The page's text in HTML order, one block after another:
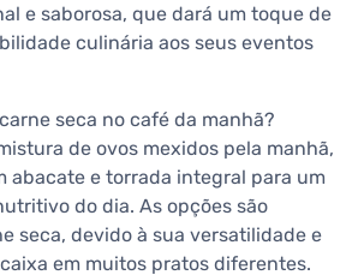
e saborosa, que dará um toque de
culinária aos seus eventos
seca no café da manhã?
de ovos mexidos pela manhã,
abacate e torrada integral para um
do dia. As opções são
seca, devido à sua versatilidade e
em muitos pratos diferentes.